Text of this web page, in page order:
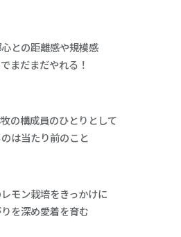
との距離感や規模感
まだまだやれる！
の構成員のひとりとして
は当たり前のこと
モン栽培をきっかけに
を深め愛着を育む